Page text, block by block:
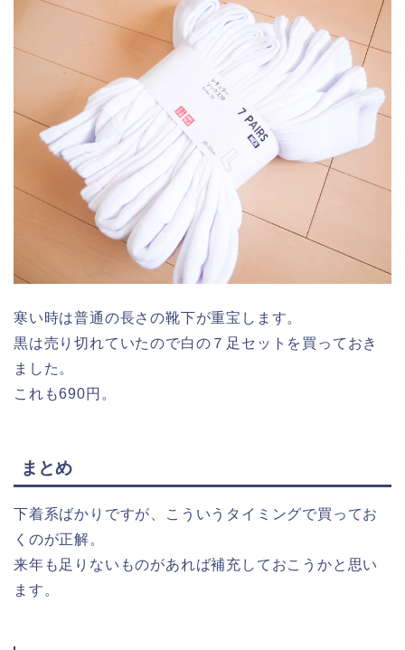
寒い時は普通の長さの靴下が重宝します。
黒は売り切れていたので白の７足セットを買っておき
ました。
これも690円。
まとめ
下着系ばかりですが、こういうタイミングで買ってお
くのが正解。
来年も足りないものがあれば補充しておこうかと思い
ます。